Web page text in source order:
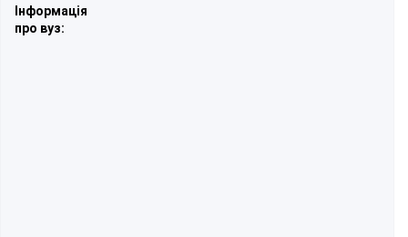
Інформація
про вуз: